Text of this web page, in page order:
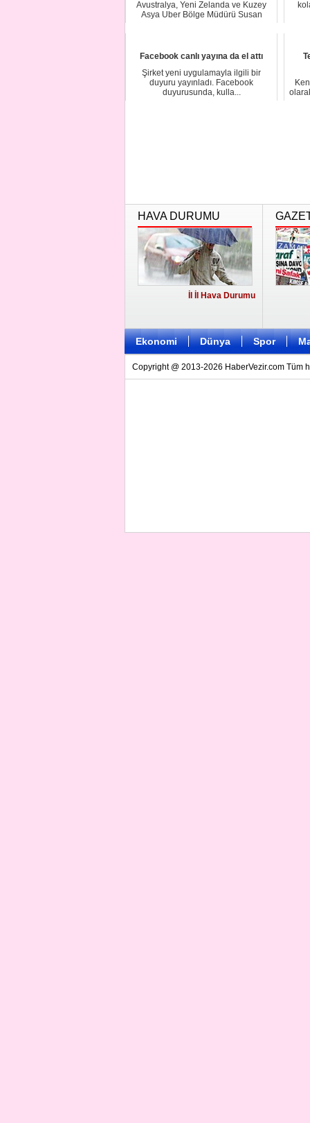
Avustralya, Yeni Zelanda ve Kuzey
Asya Uber Bölge Müdürü Susan
Facebook canlı yayına da el attı
Şirket yeni uygulamayla ilgili bir
duyuru yayınladı. Facebook
duyurusunda, kulla...
HAVA DURUMU
İl İl Hava Durumu
Ekonomi Dünya Spor
Copyright @ 2013-2026 HaberVezir.com Tüm